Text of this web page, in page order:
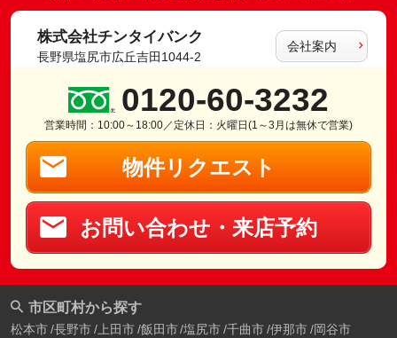
株式会社チンタイバンク
長野県塩尻市広丘吉田1044-2
会社案内
0120-60-3232
営業時間：10:00～18:00／定休日：火曜日(1～3月は無休で営業)
物件リクエスト
お問い合わせ・来店予約
市区町村から探す
松本市 長野市 上田市 飯田市 塩尻市 千曲市 伊那市 岡谷市